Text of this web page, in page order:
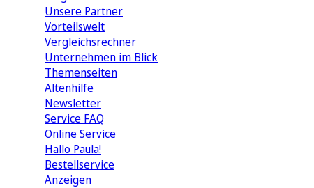
Unsere Partner
Vorteilswelt
Vergleichsrechner
Unternehmen im Blick
Themenseiten
Altenhilfe
Newsletter
Service FAQ
Online Service
Hallo Paula!
Bestellservice
Anzeigen